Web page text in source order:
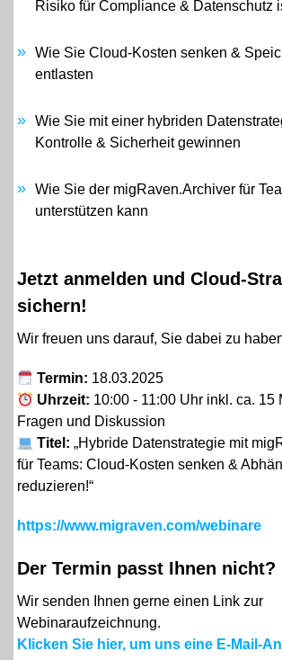
Risiko für Compliance & Datenschutz
Wie Sie Cloud-Kosten senken &
entlasten
Wie Sie mit einer hybriden
Kontrolle & Sicherheit gewinnen
Wie Sie der migRaven.Archiver für
unterstützen kann
Jetzt anmelden und Cloud-
sichern!
Wir freuen uns darauf, Sie dabei zu
Termin: 18.03.2025
Uhrzeit: 10:00 - 11:00 Uhr inkl. ca. 15
Fragen und Diskussion
Titel: „Hybride Datenstrategie mit
für Teams: Cloud-Kosten senken &
reduzieren!“
https://www.migraven.com/webinare
Der Termin passt Ihnen nicht?
Wir senden Ihnen gerne einen Link zur
Webinaraufzeichnung.
Klicken Sie hier, um uns eine E-Mail-